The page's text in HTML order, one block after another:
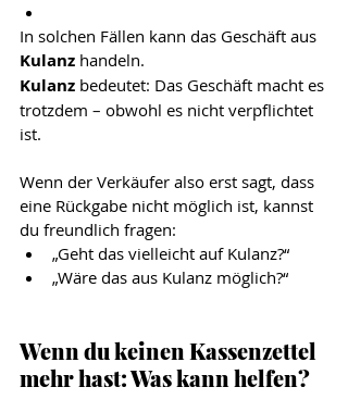
In solchen Fällen kann das Geschäft aus
Kulanz handeln.
Kulanz bedeutet: Das Geschäft macht es
trotzdem – obwohl es nicht verpflichtet
ist.
Wenn der Verkäufer also erst sagt, dass
eine Rückgabe nicht möglich ist, kannst
du freundlich fragen:
„Geht das vielleicht auf Kulanz?“
„Wäre das aus Kulanz möglich?“
Wenn du keinen Kassenzettel
mehr hast: Was kann helfen?